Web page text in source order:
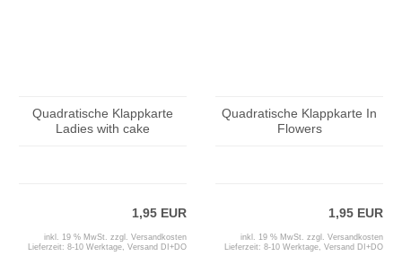
Quadratische Klappkarte
Ladies with cake
1,95 EUR
inkl. 19 % MwSt. zzgl. Versandkosten
Lieferzeit: 8-10 Werktage, Versand DI+DO
Quadratische Klappkarte In
Flowers
1,95 EUR
inkl. 19 % MwSt. zzgl. Versandkosten
Lieferzeit: 8-10 Werktage, Versand DI+DO